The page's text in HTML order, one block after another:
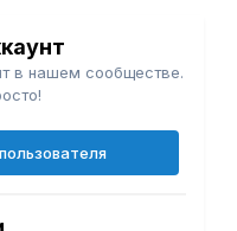
в нашем сообществе.